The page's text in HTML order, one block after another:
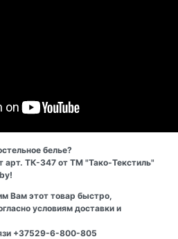
белье?
арт. ТК-347 от ТМ "Тако-Текстиль"
Вам этот товар быстро,
условиям доставки и
+37529-6-800-805